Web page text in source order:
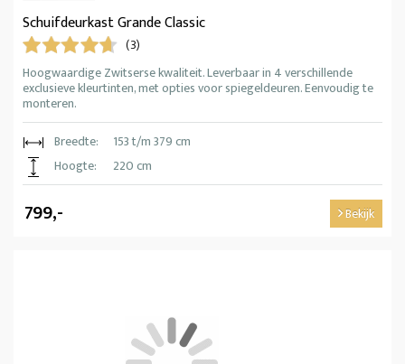
Schuifdeurkast Grande Classic
(3)
Hoogwaardige Zwitserse kwaliteit. Leverbaar in 4 verschillende
exclusieve kleurtinten, met opties voor spiegeldeuren. Eenvoudig te
monteren.
Breedte:
153 t/m 379 cm
Hoogte:
220 cm
799,- Bekijk